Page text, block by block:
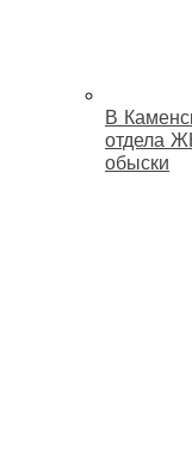
В
отдела
обыски